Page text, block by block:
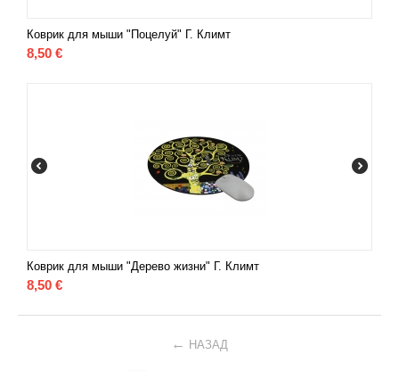
Коврик для мыши "Поцелуй" Г. Климт
8,50 €
Коврик для мыши "Дерево жизни" Г. Климт
8,50 €
НАЗАД